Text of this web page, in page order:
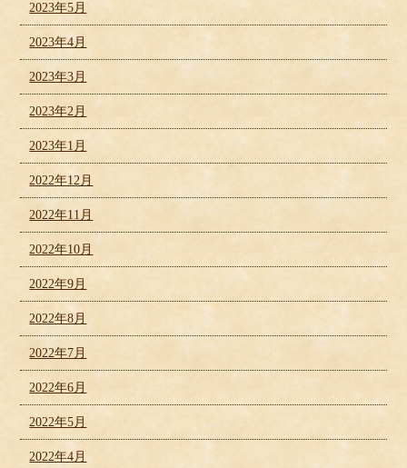
2023年5月
2023年4月
2023年3月
2023年2月
2023年1月
2022年12月
2022年11月
2022年10月
2022年9月
2022年8月
2022年7月
2022年6月
2022年5月
2022年4月